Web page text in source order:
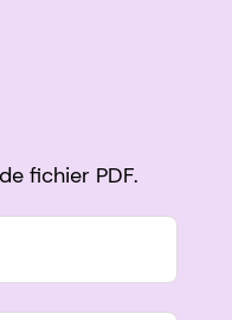
fichier PDF.